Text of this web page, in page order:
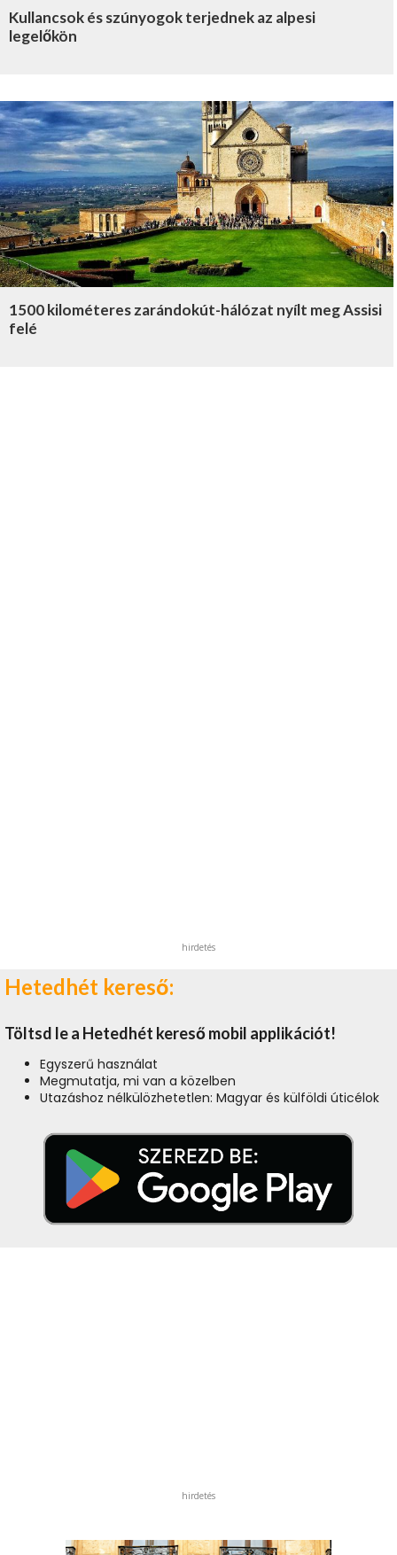
Kullancsok és szúnyogok terjednek az alpesi
legelőkön
1500 kilométeres zarándokút-hálózat nyílt meg Assisi
felé
hirdetés
Hetedhét kereső:
Töltsd le a Hetedhét kereső mobil applikációt!
Egyszerű használat
Megmutatja, mi van a közelben
Utazáshoz nélkülözhetetlen: Magyar és külföldi úticélok
hirdetés